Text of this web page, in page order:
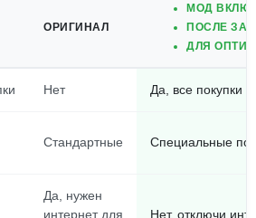
ОРИГИНАЛ
МОД
ПОСЛЕ
ДЛЯ
Нет Да, все покупки
Стандартные Специальные
Да, нужен
интернет для
Нет, отключи